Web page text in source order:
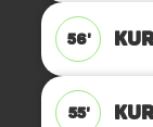
56'
55'